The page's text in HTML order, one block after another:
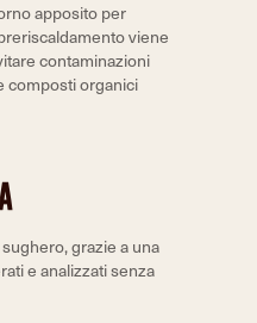
apposito per
viene
contaminazioni
composti organici
grazie a una
e analizzati senza